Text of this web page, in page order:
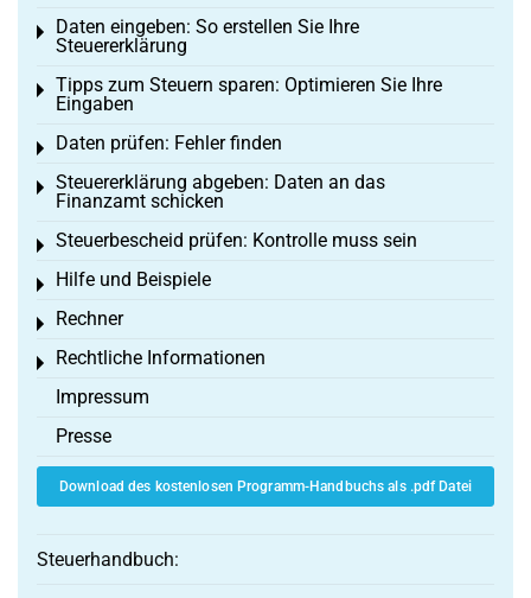
Daten eingeben: So erstellen Sie Ihre
Steuererklärung
Toggle menu
Tipps zum Steuern sparen: Optimieren Sie Ihre
Eingaben
Toggle menu
Daten prüfen: Fehler finden
Toggle menu
Steuererklärung abgeben: Daten an das
Finanzamt schicken
Toggle menu
Steuerbescheid prüfen: Kontrolle muss sein
Toggle menu
Hilfe und Beispiele
Toggle menu
Rechner
Toggle menu
Rechtliche Informationen
Toggle menu
Impressum
Presse
Download des kostenlosen Programm-Handbuchs als .pdf Datei
Steuerhandbuch: